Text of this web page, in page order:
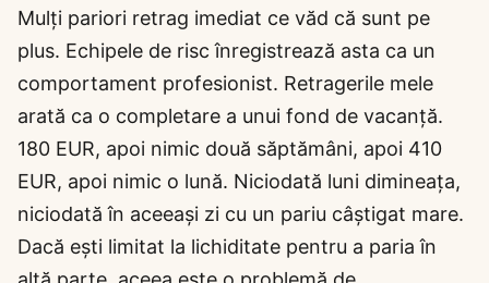
Mulți pariori retrag imediat ce văd că sunt pe
plus. Echipele de risc înregistrează asta ca un
comportament profesionist. Retragerile mele
arată ca o completare a unui fond de vacanță.
180 EUR, apoi nimic două săptămâni, apoi 410
EUR, apoi nimic o lună. Niciodată luni dimineața,
niciodată în aceeași zi cu un pariu câștigat mare.
Dacă ești limitat la lichiditate pentru a paria în